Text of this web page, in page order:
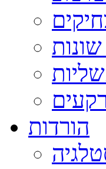
הורדות